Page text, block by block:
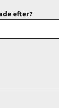
efter?